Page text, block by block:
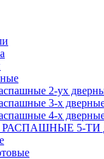
2-ух
3-х
4-х
5-ТИ